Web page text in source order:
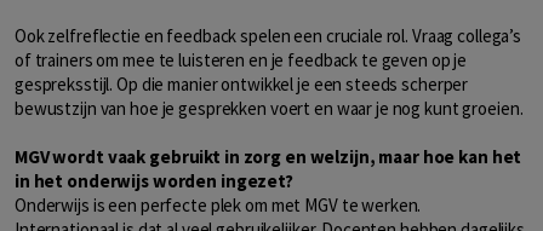
Ook zelfreflectie en feedback spelen een cruciale rol. Vraag collega’s
of trainers om mee te luisteren en je feedback te geven op je
gespreksstijl. Op die manier ontwikkel je een steeds scherper
bewustzijn van hoe je gesprekken voert en waar je nog kunt groeien.
MGV wordt vaak gebruikt in zorg en welzijn, maar hoe kan het
in het onderwijs worden ingezet?
Onderwijs is een perfecte plek om met MGV te werken.